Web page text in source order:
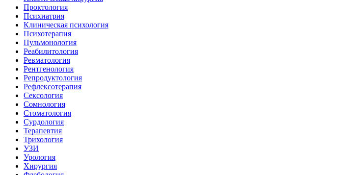
Проктология
Психиатрия
Клиническая психология
Психотерапия
Пульмонология
Реабилитология
Ревматология
Рентгенология
Репродуктология
Рефлексотерапия
Сексология
Сомнология
Стоматология
Сурдология
Терапевтия
Трихология
УЗИ
Урология
Хирургия